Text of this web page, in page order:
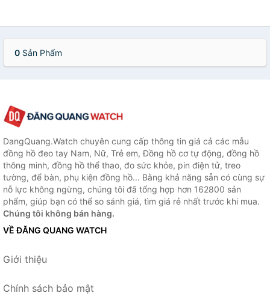
0 Sản Phẩm
DangQuang.Watch chuyên cung cấp thông tin giá cả các mẫu
đồng hồ đeo tay Nam, Nữ, Trẻ em, Đồng hồ cơ tự động, đồng hồ
thông minh, đồng hồ thể thao, đo sức khỏe, pin điện tử, treo
tường, để bàn, phụ kiện đồng hồ... Bằng khả năng sẵn có cùng sự
nỗ lực không ngừng, chúng tôi đã tổng hợp hơn 162800 sản
phẩm, giúp bạn có thể so sánh giá, tìm giá rẻ nhất trước khi mua.
Chúng tôi không bán hàng.
VỀ ĐĂNG QUANG WATCH
Giới thiệu
Chính sách bảo mật